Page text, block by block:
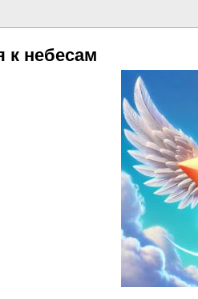
к небесам